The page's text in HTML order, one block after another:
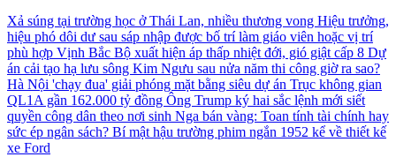
Xả súng tại trường học ở Thái Lan, nhiều thương vong Hiệu trưởng,
hiệu phó dôi dư sau sáp nhập được bố trí làm giáo viên hoặc vị trí
phù hợp Vịnh Bắc Bộ xuất hiện áp thấp nhiệt đới, gió giật cấp 8 Dự
án cải tạo hạ lưu sông Kim Ngưu sau nửa năm thi công giờ ra sao?
Hà Nội 'chạy đua' giải phóng mặt bằng siêu dự án Trục không gian
QL1A gần 162.000 tỷ đồng Ông Trump ký hai sắc lệnh mới siết
quyền công dân theo nơi sinh Nga bán vàng: Toan tính tài chính hay
sức ép ngân sách? Bí mật hậu trường phim ngắn 1952 kể về thiết kế
xe Ford